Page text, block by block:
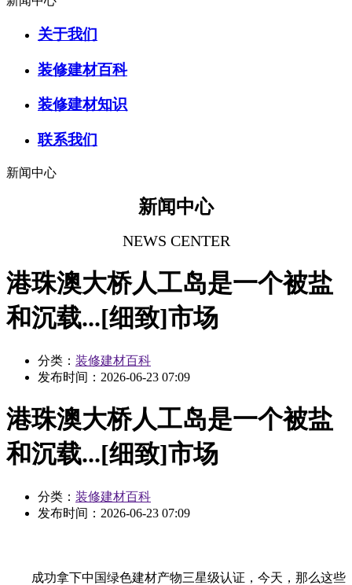
关于我们
装修建材百科
装修建材知识
联系我们
新闻中心
新闻中心
NEWS CENTER
港珠澳大桥人工岛是一个被盐
和沉载...[细致]市场
分类： 装修建材百科
发布时间： 2026-06-23 07:09
港珠澳大桥人工岛是一个被盐
和沉载...[细致]市场
分类： 装修建材百科
发布时间： 2026-06-23 07:09
成功拿下中国绿色建材产物三星级认证，今天，那么这些